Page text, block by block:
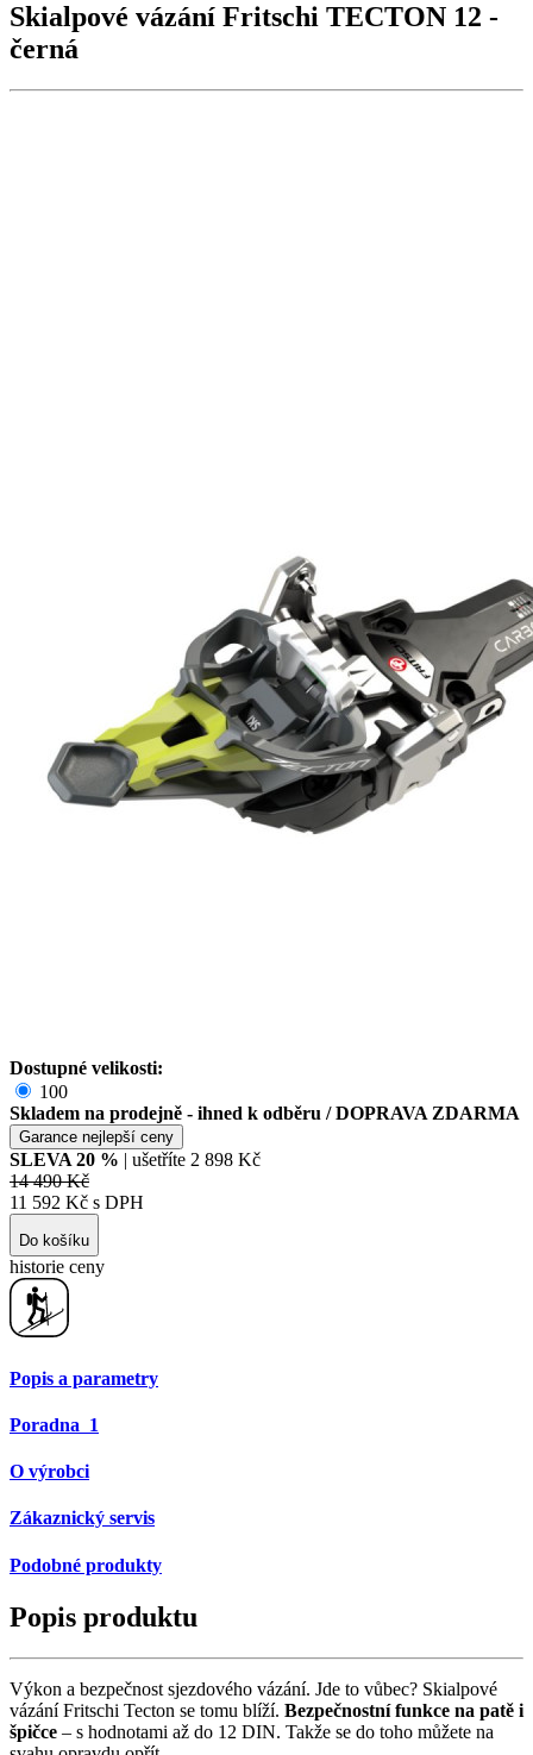
Skialpové vázání Fritschi TECTON 12 -
černá
Dostupné velikosti:
100
Skladem na prodejně - ihned k odběru / DOPRAVA ZDARMA
Garance nejlepší ceny
SLEVA 20 % | ušetříte 2 898 Kč
14 490 Kč
11 592 Kč s DPH
Do košíku
historie ceny
Popis a parametry
Poradna 1
O výrobci
Zákaznický servis
Podobné produkty
Popis produktu
Výkon a bezpečnost sjezdového vázání. Jde to vůbec? Skialpové
vázání Fritschi Tecton se tomu blíží. Bezpečnostní funkce na patě i
špičce – s hodnotami až do 12 DIN. Takže se do toho můžete na